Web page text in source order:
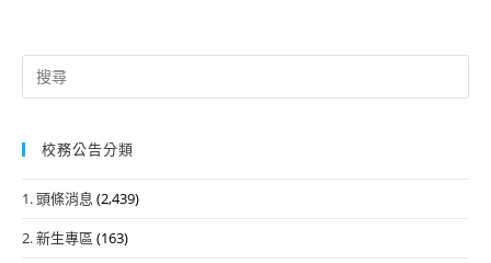
Search
for:
校務公告分類
1. 頭條消息 (2,439)
2. 新生專區 (163)